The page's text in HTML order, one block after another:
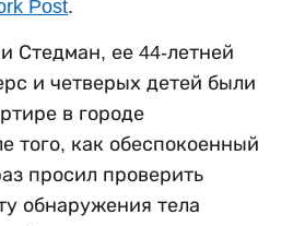
Post.
Стедман, ее 44-летней
и четверых детей были
в городе
того, как обеспокоенный
просил проверить
обнаружения тела